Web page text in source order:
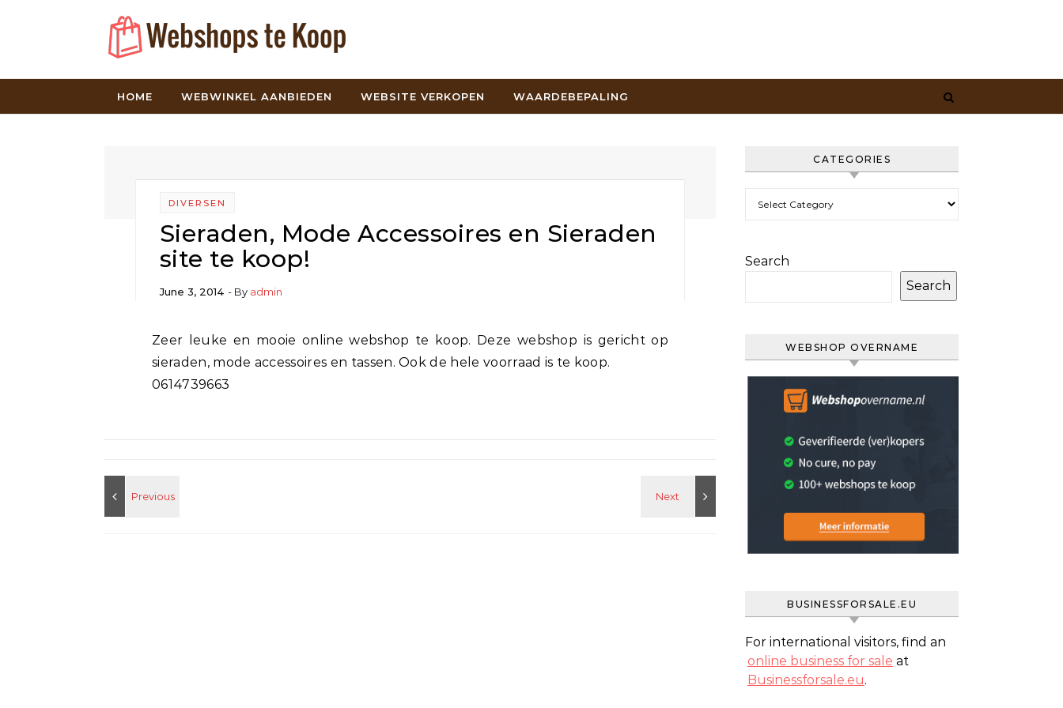
HOME WEBWINKEL AANBIEDEN WEBSITE VERKOPEN WAARDEBEPALING
DIVERSEN
Sieraden, Mode Accessoires en Sieraden
site te koop!
June 3, 2014 - By admin
Zeer leuke en mooie online webshop te koop. Deze webshop is gericht op
sieraden, mode accessoires en tassen. Ook de hele voorraad is te koop.
0614739663
CATEGORIES
Search
Search
WEBSHOP OVERNAME
BUSINESSFORSALE.EU
For international visitors, find an
online business for sale at
Businessforsale.eu.